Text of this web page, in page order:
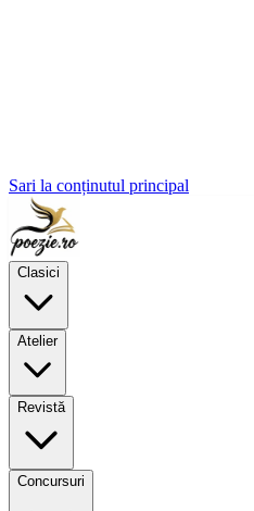
Sari la conținutul principal
Clasici
Atelier
Revistă
Concursuri